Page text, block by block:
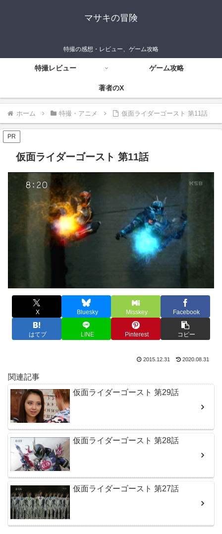
マサキの冒険
特撮の感想・レビュー、ゲーム攻略
特撮レビュー ゲーム攻略
著者のX
ホーム 特撮・アニメ 仮面ライダーゴースト 第11話
PR
仮面ライダーゴースト 第11話
X Bluesky Misskey Facebook
はてブ LINE Pinterest コピー
2015.12.31 2020.08.31
関連記事
仮面ライダーゴースト 第29話
仮面ライダーゴースト 第28話
仮面ライダーゴースト 第27話